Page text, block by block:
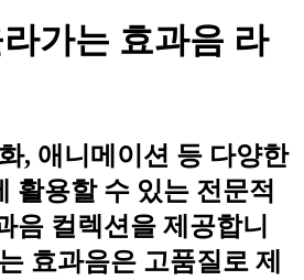
가는 효과음 라
, 애니메이션 등 다양한
활용할 수 있는 전문적
음 컬렉션을 제공합니
효과음은 고품질로 제